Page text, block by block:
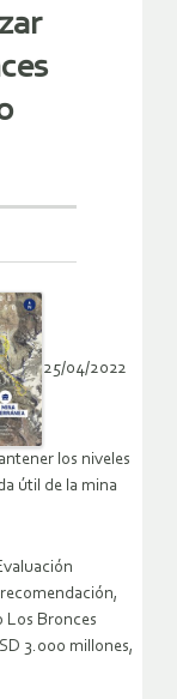
25/04/2022
los niveles
útil de la mina
Los Bronces
3.000 millones,